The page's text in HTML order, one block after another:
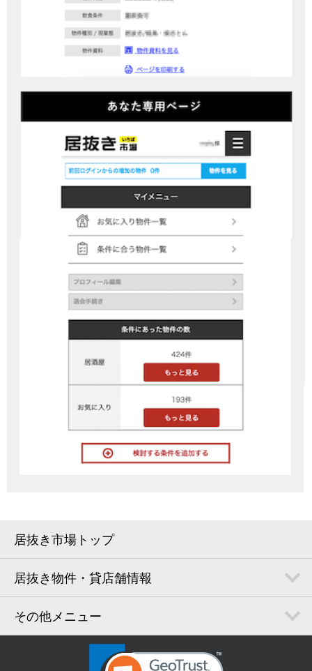
居抜き市場トップ
居抜き物件・貸店舗情報
その他メニュー